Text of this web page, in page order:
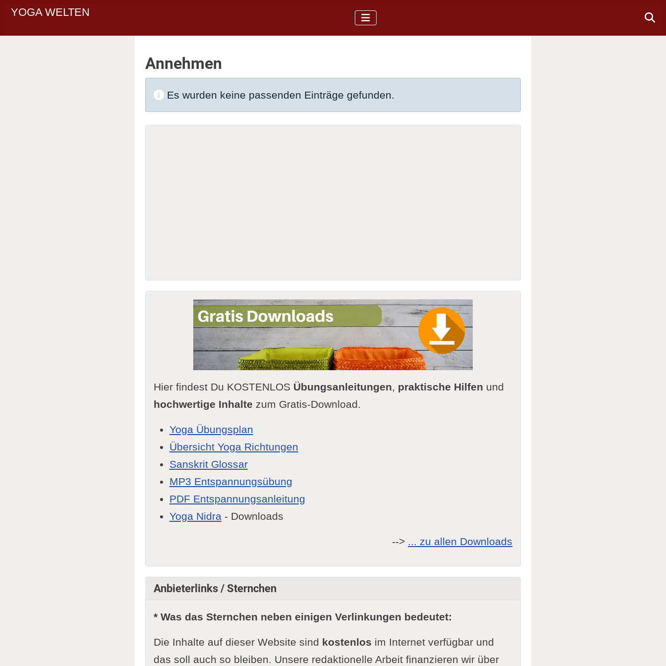
YOGA WELTEN
Annehmen
Information
Es wurden keine passenden Einträge gefunden.
Hier findest Du KOSTENLOS Übungsanleitungen, praktische Hilfen und
hochwertige Inhalte zum Gratis-Download.
Yoga Übungsplan
Übersicht Yoga Richtungen
Sanskrit Glossar
MP3 Entspannungsübung
PDF Entspannungsanleitung
Yoga Nidra- Downloads
--> ... zu allen Downloads
Anbieterlinks / Sternchen
* Was das Sternchen neben einigen Verlinkungen bedeutet:
Die Inhalte auf dieser Website sind kostenlos im Internet verfügbar und
das soll auch so bleiben. Unsere redaktionelle Arbeit finanzieren wir über